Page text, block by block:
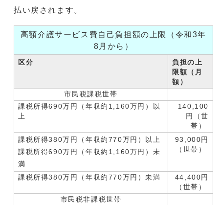
払い戻されます。
高額介護サービス費自己負担額の上限（令和3年
8月から）
区分
負担の上
限額（月
額）
市民税課税世帯
課税所得690万円（年収約1,160万円）以
上
140,100
円（世
帯）
課税所得380万円（年収約770万円）以上
課税所得690万円（年収約1,160万円）未
満
93,000円
（世帯）
課税所得380万円（年収約770万円）未満
44,400円
（世帯）
市民税非課税世帯